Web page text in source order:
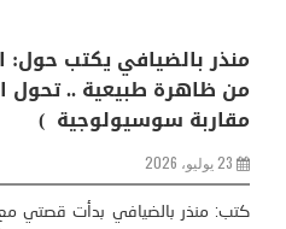
منذر بالضيافي يكتب حول:
من ظاهرة طبيعية .. تحول
مقاربة سوسيولوجية )
23 يوليو، 2026
كتب: منذر بالضيافي بدأت قصتي مع